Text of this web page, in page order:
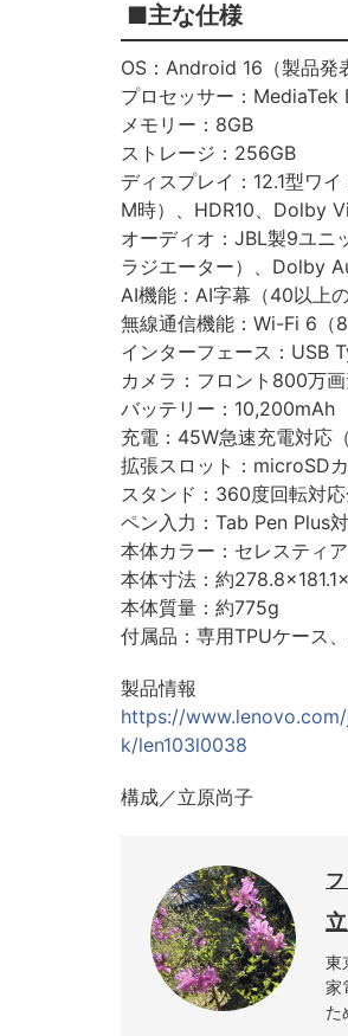
■主な仕様
OS：Android 16（製品発
プロセッサー：
メモリー：8GB
ストレージ：256GB
ディスプレイ：12.1型ワ
M時）、HDR10、Dolby
オーディオ：JBL製9ユニ
ラジエーター）、Dolby
AI機能：AI字幕（40以上
無線通信機能：Wi-Fi 6
インターフェース：USB
カメラ：フロント800万
バッテリー：10,200mAh
充電：45W急速充電対応
拡張スロット：microSD
スタンド：360度回転対
ペン入力：Tab Pen Plus
本体カラー：セレスティ
本体寸法：約
本体質量：約775g
付属品：専用TPUケース
製品情報
https://
k/len103l0038
構成／立原尚子
東
家
た